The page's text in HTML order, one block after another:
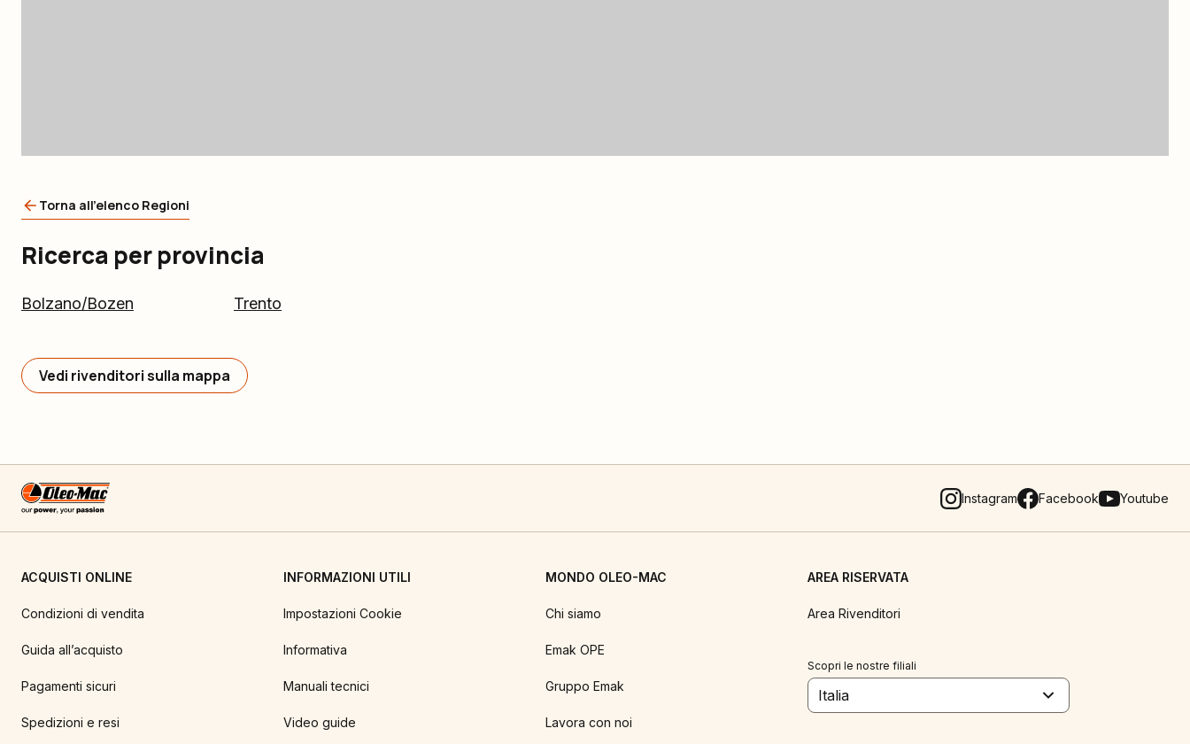
Torna all'elenco Regioni
Ricerca per provincia
Bolzano/Bozen Trento
Vedi rivenditori sulla mappa
Instagram Facebook Youtube
ACQUISTI ONLINE
Condizioni di vendita
Guida all’acquisto
Pagamenti sicuri
Spedizioni e resi
INFORMAZIONI UTILI
Impostazioni Cookie
Informativa
Manuali tecnici
Video guide
MONDO OLEO-MAC
Chi siamo
Emak OPE
Gruppo Emak
Lavora con noi
AREA RISERVATA
Area Rivenditori
Scopri le nostre filiali
Italia